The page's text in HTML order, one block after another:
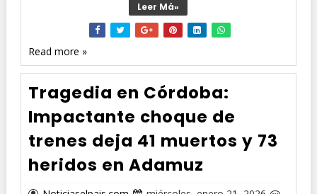
Leer Má»
Read more »
Tragedia en Córdoba:
Impactante choque de
trenes deja 41 muertos y 73
heridos en Adamuz